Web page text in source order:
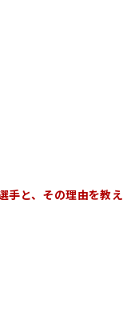
手と、その理由を教え